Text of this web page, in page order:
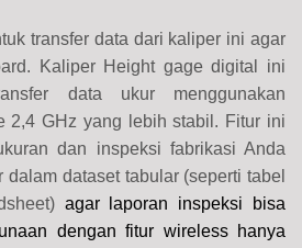
transfer data dari kaliper ini agar
Kaliper Height gage digital ini
data ukur menggunakan
2,4 GHz yang lebih stabil. Fitur ini
dan inspeksi fabrikasi Anda
dataset tabular (seperti tabel
agar laporan inspeksi bisa
dengan fitur wireless hanya